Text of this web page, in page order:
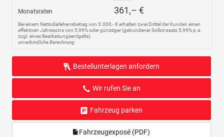
Monatsraten 361,– €
Bei einem Nettodarlehensbetrag von 5.000,- € erhalten zwei Drittel der Kunden einen
effektiven Jahreszins von 5,99% oder günstiger (gebundener Sollzinssatz 5,99% p.a.
zzgl. eines Bearbeitungsentgelts).
unverbindliche Berechnung
Bestellunterlagen anfordern
Wir rufen Sie an
Fahrzeug parken
Fahrzeugexposé (PDF)